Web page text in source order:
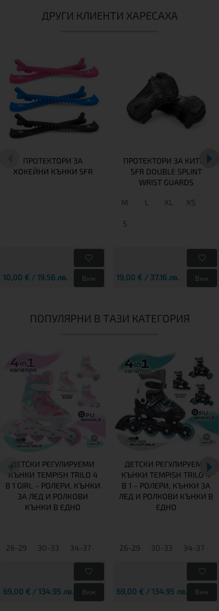
ДРУГИ КЛИЕНТИ ХАРЕСАХА
ПРОТЕКТОРИ ЗА
ХОКЕЙНИ КЪНКИ SFR
10,00 € / 19.56 лв. Виж
ПРОТЕКТОРИ ЗА КИТКА
SFR DOUBLE SPLINT
WRIST GUARDS
М L XL XS
S
19,00 € / 37.16 лв. Виж
ПОПУЛЯРНИ В ТАЗИ КАТЕГОРИЯ
ДЕТСКИ РЕГУЛИРУЕМИ
КЪНКИ TEMPISH TRILO 4
В 1 GIRL – РОЛЕРИ, КЪНКИ
ЗА ЛЕД И РОЛКОВИ
КЪНКИ В ЕДНО
26-29 30-33 34-37
69,00 € / 134.95 лв. Виж
ДЕТСКИ РЕГУЛИРУЕМИ
КЪНКИ TEMPISH TRILO 4
В 1 – РОЛЕРИ, КЪНКИ ЗА
ЛЕД И РОЛКОВИ КЪНКИ В
ЕДНО
26-29 30-33 34-37
69,00 € / 134.95 лв. Виж